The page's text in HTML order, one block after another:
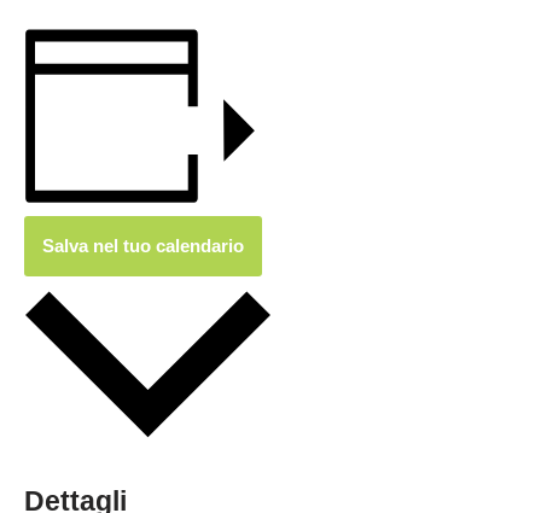
Salva nel tuo calendario
Dettagli